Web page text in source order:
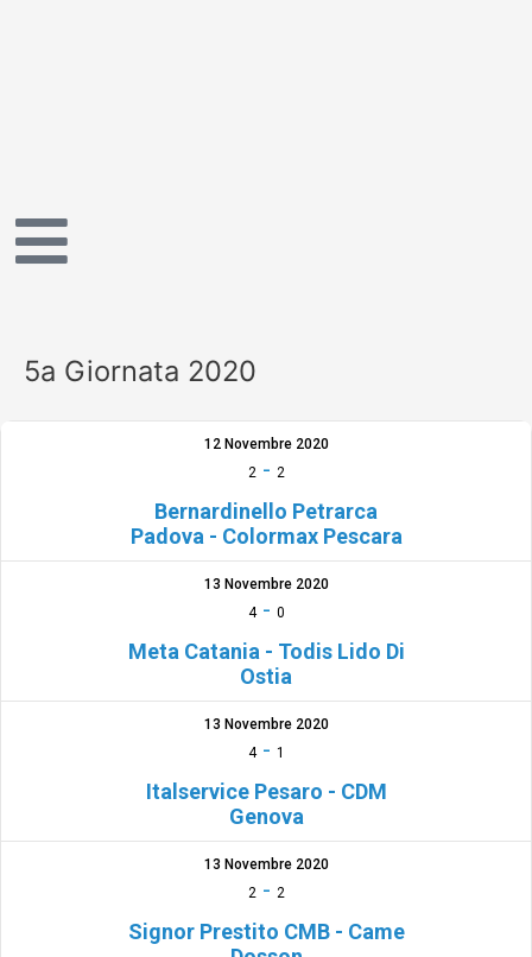
5a Giornata 2020
12 Novembre 2020
2- 2
Bernardinello Petrarca
Padova - Colormax Pescara
13 Novembre 2020
4- 0
Meta Catania - Todis Lido Di
Ostia
13 Novembre 2020
4- 1
Italservice Pesaro - CDM
Genova
13 Novembre 2020
2- 2
Signor Prestito CMB - Came